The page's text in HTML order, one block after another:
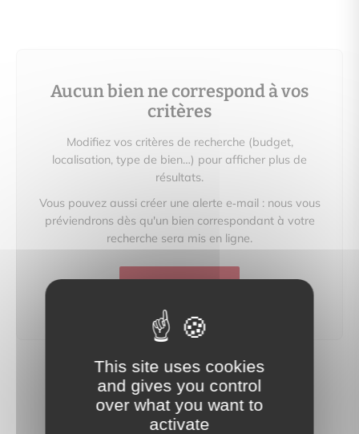
Aucun bien ne correspond à vos
critères
Modifiez vos critères de recherche (budget,
localisation, type de bien…) pour afficher plus de
résultats.
Vous pouvez aussi créer une alerte e‑mail : nous vous
préviendrons dès qu'un bien correspondant à votre
recherche sera mis en ligne.
This site uses cookies
and gives you control
over what you want to
activate